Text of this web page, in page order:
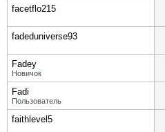
facetflo215
fadeduniverse93
Fadey
Новичок
Fadi
Пользователь
faithlevel5